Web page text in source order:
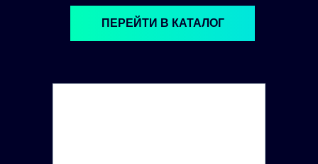
ПЕРЕЙТИ В КАТАЛОГ